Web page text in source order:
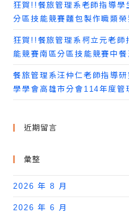
狂賀!!餐旅管理系老師指導學
分區技能競賽麵包製作職類榮
狂賀!!餐旅管理系柯立元老師
能競賽南區分區技能競賽中
餐旅管理系汪仲仁老師指導
學學會高雄市分會114年度管
近期留言
彙整
2026 年 8 月
2026 年 6 月